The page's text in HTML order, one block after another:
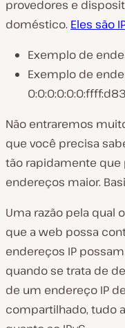
provedores e
doméstico. Eles são
Exemplo de
Exemplo de
Não entraremos
que você precisa
tão rapidamente que
endereços maior.
Uma razão pela qual
que a web possa
endereços IP
quando se trata de
de um endereço IP
compartilhado, tudo